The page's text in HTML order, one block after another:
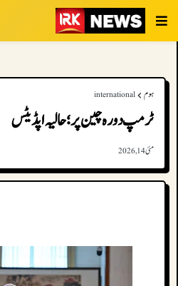
ہوم international
ٹرمپ دورہ چین پر؛ حالیہ اپڈیٹس
مئی 14, 2026